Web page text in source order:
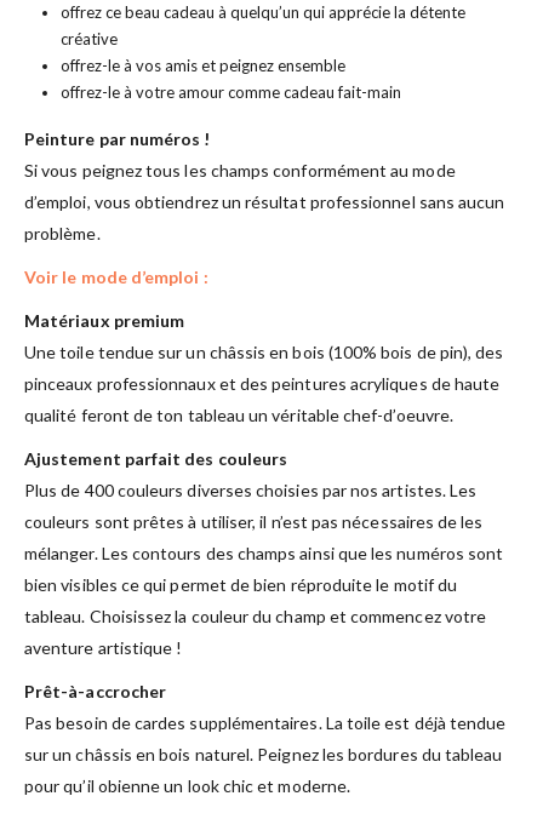
offrez ce beau cadeau à quelqu’un qui apprécie la détente
créative
offrez-le à vos amis et peignez ensemble
offrez-le à votre amour comme cadeau fait-main
Peinture par numéros !
Si vous peignez tous les champs conformément au mode
d’emploi, vous obtiendrez un résultat professionnel sans aucun
problème.
Voir le mode d’emploi :
Matériaux premium
Une toile tendue sur un châssis en bois (100% bois de pin), des
pinceaux professionnaux et des peintures acryliques de haute
qualité feront de ton tableau un véritable chef-d’oeuvre.
Ajustement parfait des couleurs
Plus de 400 couleurs diverses choisies par nos artistes. Les
couleurs sont prêtes à utiliser, il n’est pas nécessaires de les
mélanger. Les contours des champs ainsi que les numéros sont
bien visibles ce qui permet de bien réproduite le motif du
tableau. Choisissez la couleur du champ et commencez votre
aventure artistique !
Prêt-à-accrocher
Pas besoin de cardes supplémentaires. La toile est déjà tendue
sur un châssis en bois naturel. Peignez les bordures du tableau
pour qu’il obienne un look chic et moderne.